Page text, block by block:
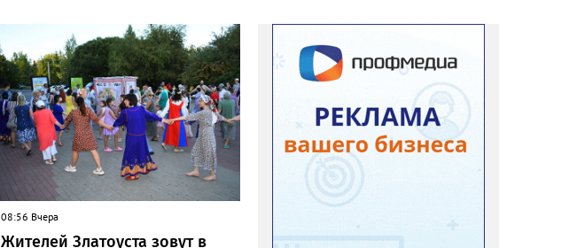
08:56 Вчера
Жителей Златоуста зовут в